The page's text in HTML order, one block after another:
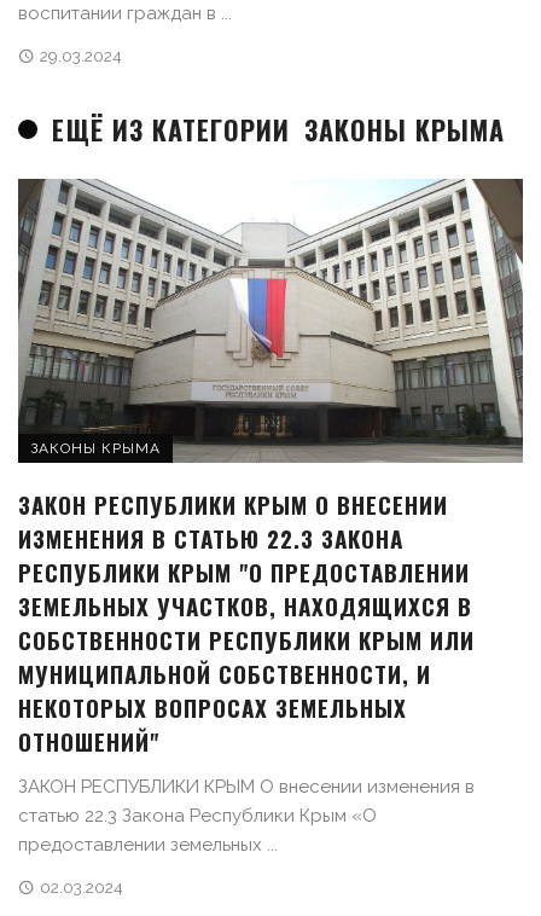
воспитании граждан в ...
29.03.2024
ЕЩЁ ИЗ КАТЕГОРИИ ЗАКОНЫ КРЫМА
ЗАКОНЫ КРЫМА
ЗАКОН РЕСПУБЛИКИ КРЫМ О ВНЕСЕНИИ
ИЗМЕНЕНИЯ В СТАТЬЮ 22.3 ЗАКОНА
РЕСПУБЛИКИ КРЫМ "О ПРЕДОСТАВЛЕНИИ
ЗЕМЕЛЬНЫХ УЧАСТКОВ, НАХОДЯЩИХСЯ В
СОБСТВЕННОСТИ РЕСПУБЛИКИ КРЫМ ИЛИ
МУНИЦИПАЛЬНОЙ СОБСТВЕННОСТИ, И
НЕКОТОРЫХ ВОПРОСАХ ЗЕМЕЛЬНЫХ
ОТНОШЕНИЙ"
ЗАКОН РЕСПУБЛИКИ КРЫМ О внесении изменения в
статью 22.3 Закона Республики Крым «О
предоставлении земельных ...
02.03.2024